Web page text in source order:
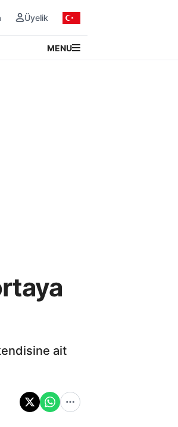
Üyelik
MENU
ait